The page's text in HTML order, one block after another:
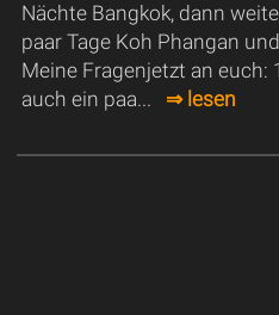
Nächte Bangkok, dann
paar Tage Koh Phangan
Meine Fragenjetzt an euch:
auch ein paa... ⇒ lesen